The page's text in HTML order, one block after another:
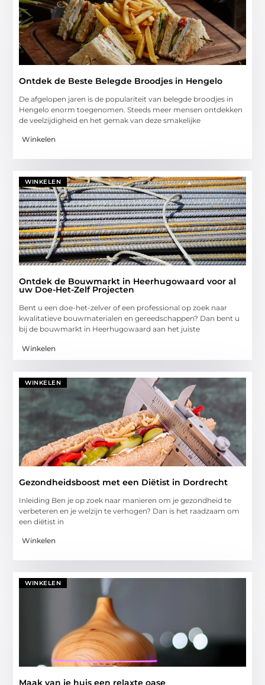
Ontdek de Beste Belegde Broodjes in Hengelo
De afgelopen jaren is de populariteit van belegde broodjes in
Hengelo enorm toegenomen. Steeds meer mensen ontdekken
de veelzijdigheid en het gemak van deze smakelijke
Winkelen
WINKELEN
Ontdek de Bouwmarkt in Heerhugowaard voor al
uw Doe-Het-Zelf Projecten
Bent u een doe-het-zelver of een professional op zoek naar
kwalitatieve bouwmaterialen en gereedschappen? Dan bent u
bij de bouwmarkt in Heerhugowaard aan het juiste
Winkelen
WINKELEN
Gezondheidsboost met een Diëtist in Dordrecht
Inleiding Ben je op zoek naar manieren om je gezondheid te
verbeteren en je welzijn te verhogen? Dan is het raadzaam om
een diëtist in
Winkelen
WINKELEN
Maak van je huis een relaxte oase